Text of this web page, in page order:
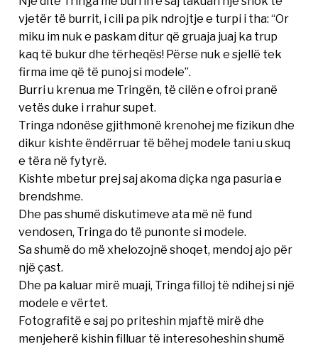
vjetër të burrit, i cili pa pik ndrojtje e turpi i tha: “Or
miku im nuk e paskam ditur që gruaja juaj ka trup
kaq të bukur dhe tërheqës! Përse nuk e sjellë tek
firma ime që të punoj si modele”.
Burri u krenua me Tringën, të cilën e ofroi pranë
vetës duke i rrahur supet.
Tringa ndonëse gjithmonë krenohej me fizikun dhe
dikur kishte ëndërruar të bëhej modele tani u skuq
e tëra në fytyrë.
Kishte mbetur prej saj akoma diçka nga pasuria e
brendshme.
Dhe pas shumë diskutimeve ata më në fund
vendosen, Tringa do të punonte si modele.
Sa shumë do më xhelozojnë shoqet, mendoj ajo për
një çast.
Dhe pa kaluar mirë muaji, Tringa filloj të ndihej si një
modele e vërtet.
Fotografitë e saj po priteshin mjaftë mirë dhe
menjeherë kishin filluar të interesoheshin shumë